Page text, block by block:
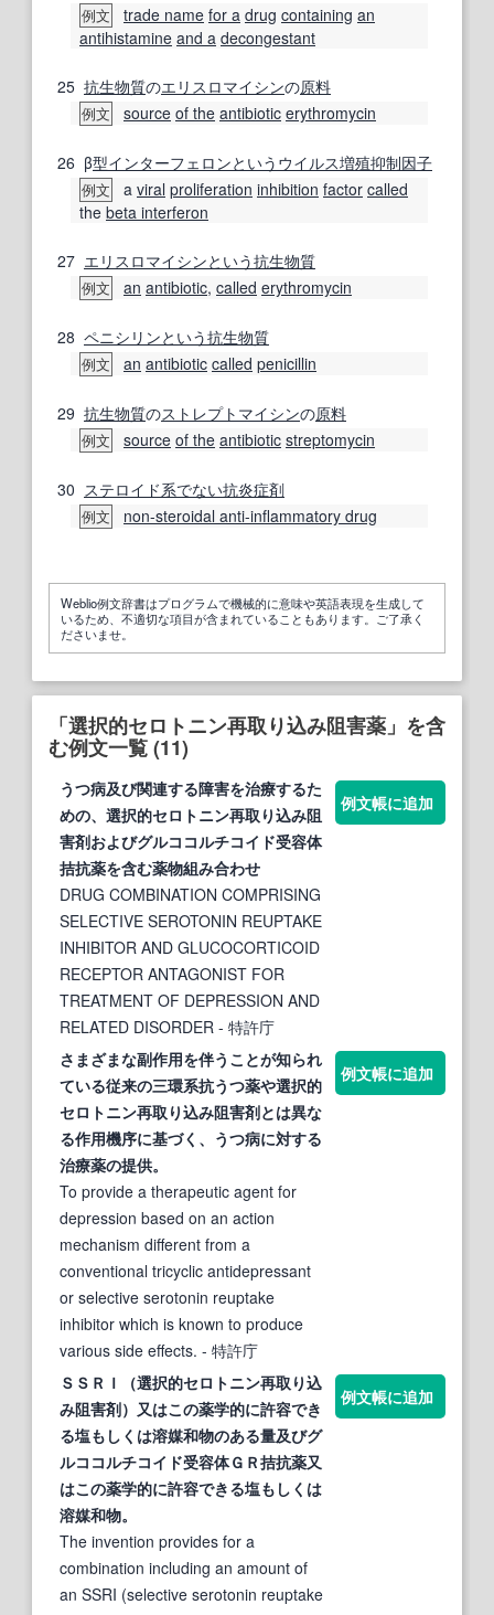
例文 trade name for a drug containing an
antihistamine and a decongestant
25 抗生物質のエリスロマイシンの原料
例文 source of the antibiotic erythromycin
26 β型インターフェロンという ウイルス増殖抑制因子
例文 a viral proliferation inhibition factor called
the beta interferon
27 エリスロマイシンという抗生物質
例文 an antibiotic, called erythromycin
28 ペニシリンという抗生物質
例文 an antibiotic called penicillin
29 抗生物質のストレプトマイシンの原料
例文 source of the antibiotic streptomycin
30 ステロイド系でない抗炎症剤
例文 non-steroidal anti-inflammatory drug
Weblio例文辞書はプログラムで機械的に意味や英語表現を生成して
いるため、不適切な項目が含まれていることもあります。ご了承く
ださいませ。
「選択的セロトニン再取り込み阻害薬」を含
む例文一覧 (11)
うつ病及び関連する障害を治療するた
めの、 選択的セロトニン再取り込み阻
害剤およびグルココルチコイド受容体
拮抗薬を含む薬物組み合わせ
DRUG COMBINATION COMPRISING
SELECTIVE SEROTONIN REUPTAKE
INHIBITOR AND GLUCOCORTICOID
RECEPTOR ANTAGONIST FOR
TREATMENT OF DEPRESSION AND
RELATED DISORDER - 特許庁
例文帳に追加
さまざまな副作用を伴うことが知られ
ている従来の三環系抗うつ薬や選択的
セロトニン再取り込み阻害剤とは異な
る作用機序に基づく、うつ病に対する
治療薬の提供。
To provide a therapeutic agent for
depression based on an action
mechanism different from a
conventional tricyclic antidepressant
or selective serotonin reuptake
inhibitor which is known to produce
various side effects. - 特許庁
例文帳に追加
ＳＳＲＩ（選択的セロトニン再取り込
み阻害剤）又はこの薬学的に許容でき
る塩もしくは溶媒和物のある量及びグ
ルココルチコイド受容体ＧＲ拮抗薬又
はこの薬学的に許容できる塩もしくは
溶媒和物。
The invention provides for a
combination including an amount of
an SSRI (selective serotonin reuptake
例文帳に追加